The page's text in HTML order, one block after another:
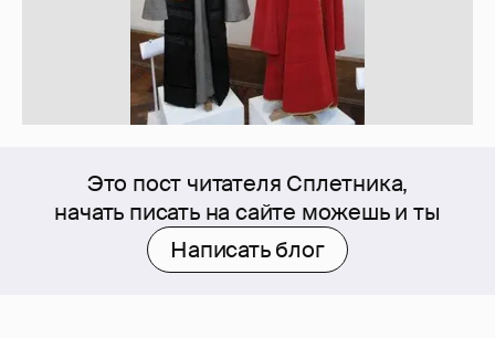
Это пост читателя Сплетника,
начать писать на сайте можешь и ты
Написать блог